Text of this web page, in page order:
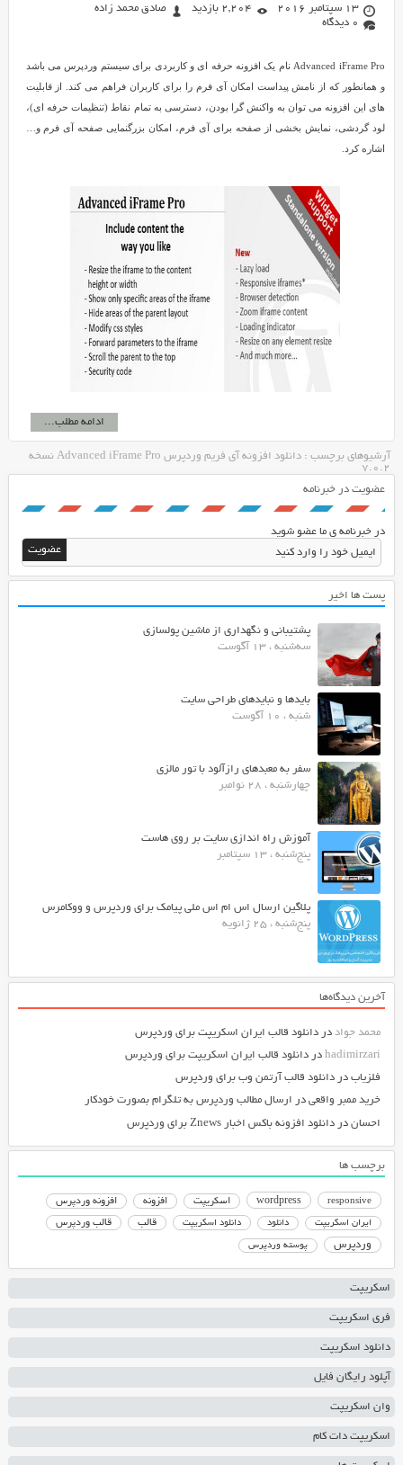
13 سپتامبر 2016 2,204 بازدید
صادق محمد زاده
0 دیدگاه
Advanced iFrame Pro نام یک افزونه حرفه ای و کاربردی برای سیستم وردپرس می باشد
و همانطور که از نامش پیداست امکان آی فرم را برای کاربران فراهم می کند. از قابلیت
های این افزونه می توان به واکنش گرا بودن، دسترسی به تمام نقاط (تنظیمات حرفه ای)،
لود گردشی، نمایش بخشی از صفحه برای آی فرم، امکان بزرگنمایی صفحه آی فرم و…
اشاره کرد.
ادامه مطلب...
آرشیوهای برچسب : دانلود افزونه آی فریم وردپرس Advanced iFrame Pro نسخه
7.0.2
عضویت در خبرنامه
در خبرنامه ی ما عضو شوید
پست ها اخیر
پشتیبانی و نگهداری از ماشین پولسازی
سه‌شنبه ، 13 آگوست
بایدها و نبایدهای طراحی سایت
شنبه ، 10 آگوست
سفر به معبدهای رازآلود با تور مالزی
چهارشنبه ، 28 نوامبر
آموزش راه اندازی سایت بر روی هاست
پنج‌شنبه ، 13 سپتامبر
پلاگین ارسال اس ام اس ملی پیامک برای وردپرس و ووکامرس
پنج‌شنبه ، 25 ژانویه
آخرین دیدگاه‌ها
محمد جواددر دانلود قالب ایران اسکریپت برای وردپرس
hadimirzariدر دانلود قالب ایران اسکریپت برای وردپرس
فلزیابدر دانلود قالب آرتمن وب برای وردپرس
خرید ممبر واقعیدر ارسال مطالب وردپرس به تلگرام بصورت خودکار
احساندر دانلود افزونه باکس اخبار Znews برای وردپرس
برچسب ها
responsive
wordpress اسکریپت افزونه افزونه وردپرس
ایران اسکریپت دانلود دانلود اسکریپت قالب قالب وردپرس
وردپرس پوسته وردپرس
اسکریپت
فری اسکریپت
دانلود اسکریپت
آپلود رایگان فایل
وان اسکریپت
اسکریپت دات کام